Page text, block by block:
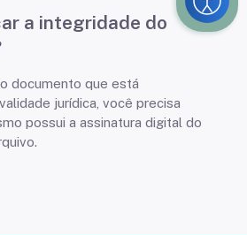
a integridade do
documento que está
jurídica, você precisa
possui a assinatura digital do